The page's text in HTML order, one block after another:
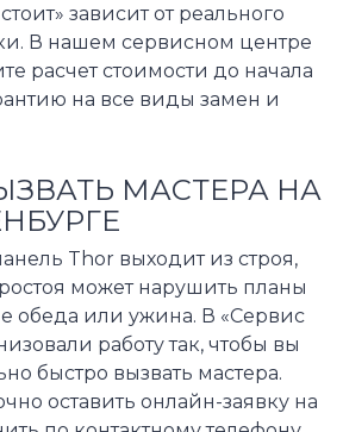
зависит от реального
В нашем сервисном центре
расчет стоимости до начала
на все виды замен и
МАСТЕРА НА
Thor выходит из строя,
может нарушить планы
обеда или ужина. В «Сервис
работу так, чтобы вы
быстро вызвать мастера.
оставить онлайн-заявку на